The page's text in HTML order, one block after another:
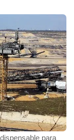
para